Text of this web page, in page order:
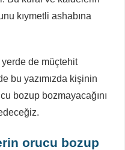
kıymetli ashabına
yerde de müçtehit
bu yazımızda kişinin
bozup bozmayacağını
orucu bozup